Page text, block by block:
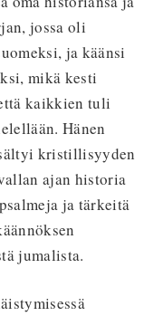
jossa oli
ja käänsi
mikä kesti
kaikkien tuli
Hänen
kristillisyyden
ajan historia
ja tärkeitä
jumalista.